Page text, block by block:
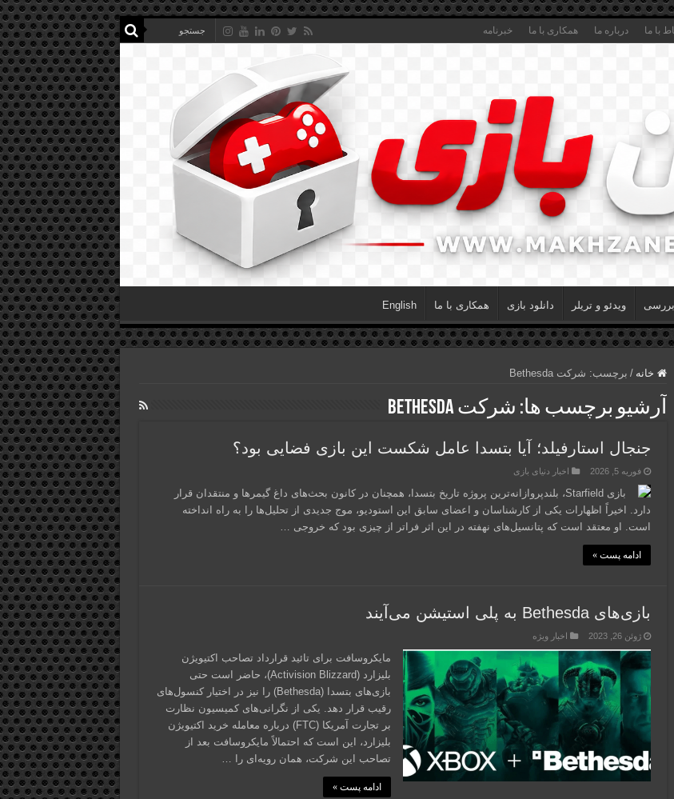
با ما درباره ما همکاری با ما خبرنامه
ویدئو و تریلر دانلود بازی همکاری با ما English
خانه / برچسب: شرکت Bethesda
آرشیو برچسب ها: شرکت Bethesda
جنجال استارفیلد؛ آیا بتسدا عامل شکست این بازی فضایی بود؟
فوریه 5, 2026 اخبار دنیای بازی
بازی Starfield، بلندپروازانه‌ترین پروژه تاریخ بتسدا، همچنان در کانون بحث‌های داغ گیمرها و منتقدان قرار
دارد. اخیراً اظهارات یکی از کارشناسان و اعضای سابق این استودیو، موج جدیدی از تحلیل‌ها را به راه انداخته
است. او معتقد است که پتانسیل‌های نهفته در این اثر فراتر از چیزی بود که خروجی …
ادامه پست »
بازی‌های Bethesda به پلی استیشن می‌آیند
ژوئن 26, 2023 اخبار ویژه
مایکروسافت برای تائید قرارداد تصاحب اکتیویژن
بلیزارد (Activision Blizzard)، حاضر است حتی
بازی‌های بتسدا (Bethesda) را نیز در اختیار کنسول‌های
رقیب قرار دهد. یکی از نگرانی‌های کمیسیون نظارت
بر تجارت آمریکا (FTC) درباره معامله خرید اکتیویژن
بلیزارد، این است که احتمالاً مایکروسافت بعد از
تصاحب این شرکت، همان رویه‌ای را …
ادامه پست »